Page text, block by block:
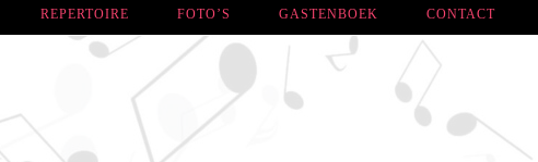
REPERTOIRE FOTO’S GASTENBOEK CONTACT